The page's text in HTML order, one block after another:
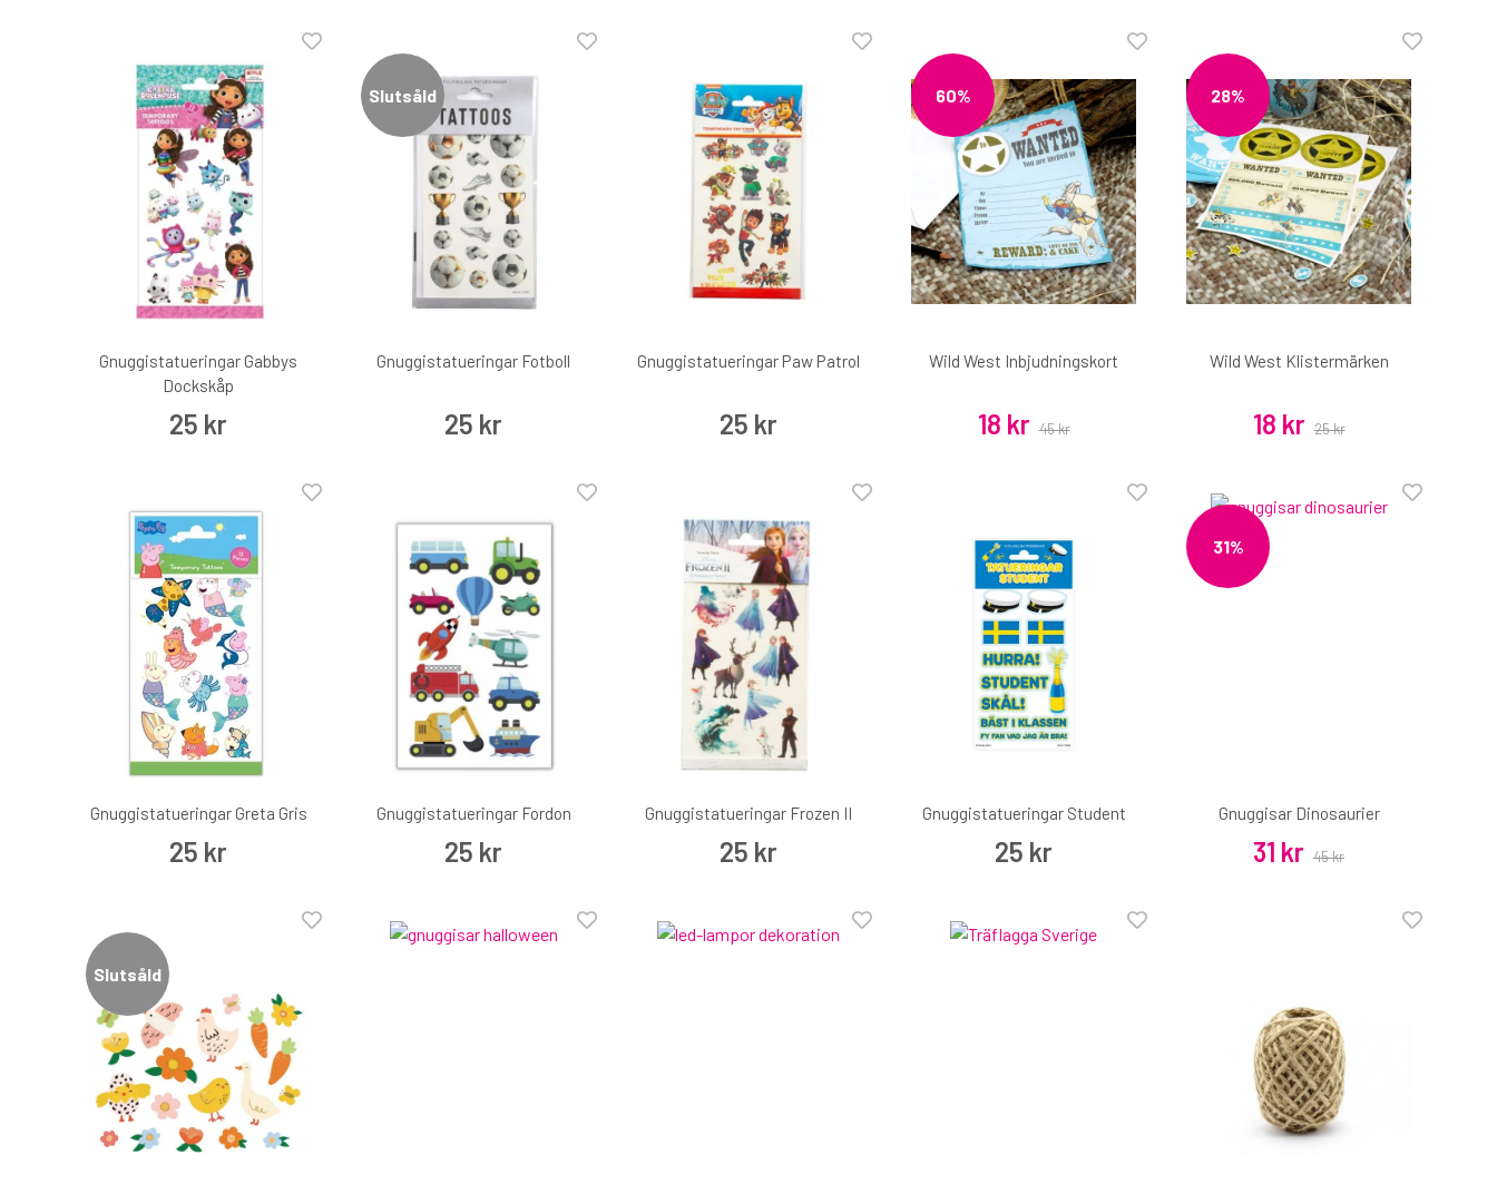
Gnuggistatueringar Gabbys
Dockskåp
25 kr
Slutsåld
Gnuggistatueringar Fotboll
25 kr
Gnuggistatueringar Paw Patrol
25 kr
60%
Wild West Inbjudningskort
18 kr 45 kr
28%
Wild West Klistermärken
18 kr 25 kr
Gnuggistatueringar Greta Gris
25 kr
Gnuggistatueringar Fordon
25 kr
Gnuggistatueringar Frozen II
25 kr
Gnuggistatueringar Student
25 kr
31%
Gnuggisar Dinosaurier
31 kr 45 kr
Slutsåld